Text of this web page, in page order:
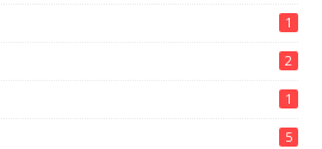
1
2
1
5